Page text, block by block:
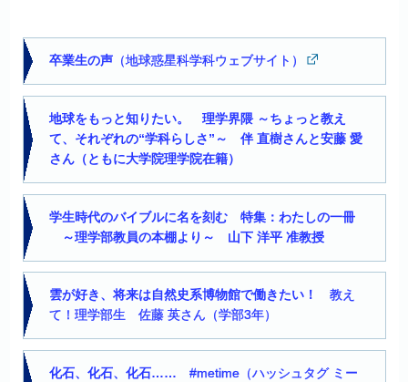
卒業生の声（地球惑星科学科ウェブサイト）
地球をもっと知りたい。 理学界隈 ～ちょっと教え
て、それぞれの“学科らしさ”～ 伴 直樹さんと安藤 愛
さん（ともに大学院理学院在籍）
学生時代のバイブルに名を刻む 特集：わたしの一冊
～理学部教員の本棚より～ 山下 洋平 准教授
雲が好き、将来は自然史系博物館で働きたい！
教え
て！理学部生 佐藤 英さん（学部3年）
化石、化石、化石…… #metime（ハッシュタグ ミー